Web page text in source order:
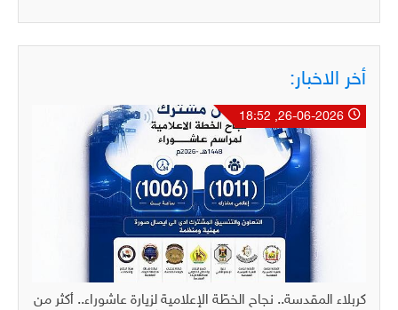
أخر الاخبار:
كربلاء المقدسة.. نجاح الخطّة الإعلامية لزيارة عاشوراء.. أكثر من